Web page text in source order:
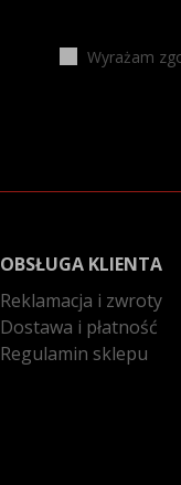
Wyrażam
OBSŁUGA KLIENTA
Reklamacja i zwroty
Dostawa i płatność
Regulamin sklepu